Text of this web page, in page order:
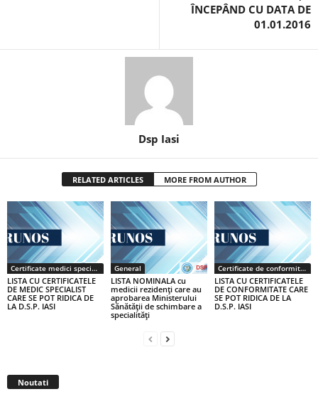
ÎNCEPÂND CU DATA DE
01.01.2016
Dsp Iasi
RELATED ARTICLES MORE FROM AUTHOR
Certificate medici specialiști / primari
LISTA CU CERTIFICATELE
DE MEDIC SPECIALIST
CARE SE POT RIDICA DE
LA D.S.P. IASI
General
LISTA NOMINALA cu
medicii rezidenţi care au
aprobarea Ministerului
Sănătăţii de schimbare a
specialităţi
Certificate de conformitate
LISTA CU CERTIFICATELE
DE CONFORMITATE CARE
SE POT RIDICA DE LA
D.S.P. IASI
Noutati